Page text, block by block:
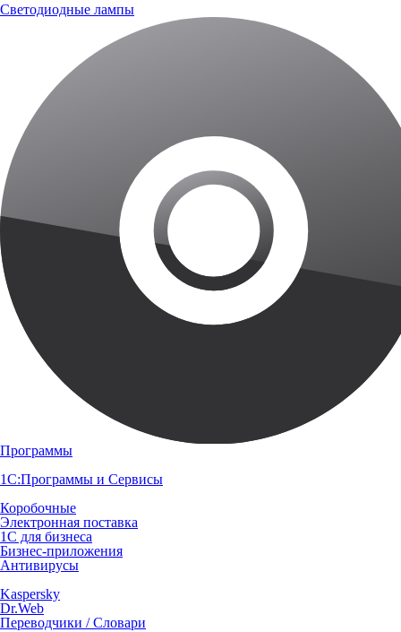
Светодиодные лампы
Программы
1С:Программы и Сервисы
Коробочные
Электронная поставка
1С для бизнеса
Бизнес-приложения
Антивирусы
Kaspersky
Dr.Web
Переводчики / Словари